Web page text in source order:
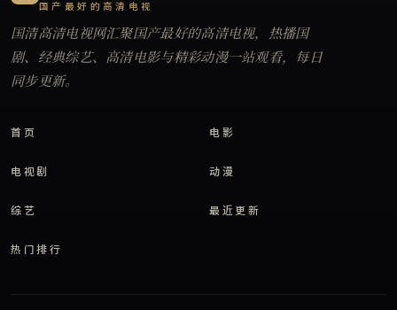
国产最好的高清电视
国清高清电视网汇聚国产最好的高清电视，热播国
剧、经典综艺、高清电影与精彩动漫一站观看，每日
同步更新。
首页 电影
电视剧 动漫
综艺 最近更新
热门排行